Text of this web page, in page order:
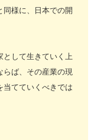
同様に、日本での開
として生きていく上
ば、その産業の現
当てていくべきでは